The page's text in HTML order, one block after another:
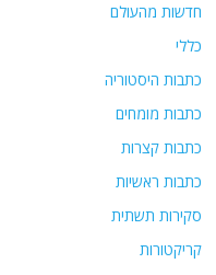
חדשות מהעולם
כללי
כתבות היסטוריה
כתבות מומחים
כתבות קצרות
כתבות ראשיות
סקירות תשתית
קריקטורות